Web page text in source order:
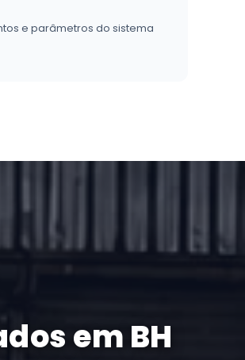
e parâmetros do sistema
em BH